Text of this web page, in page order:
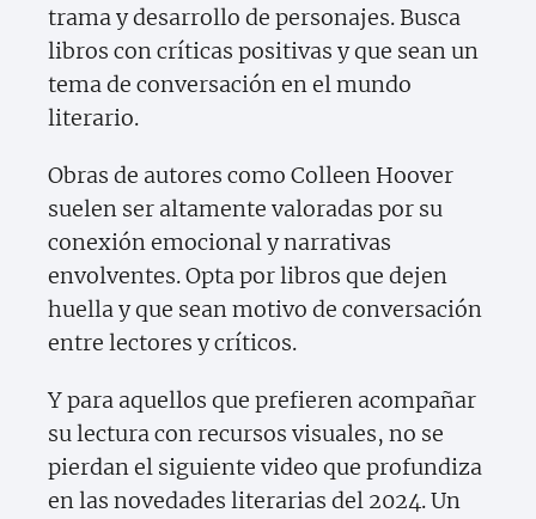
trama y desarrollo de personajes. Busca
libros con críticas positivas y que sean un
tema de conversación en el mundo
literario.
Obras de autores como Colleen Hoover
suelen ser altamente valoradas por su
conexión emocional y narrativas
envolventes. Opta por libros que dejen
huella y que sean motivo de conversación
entre lectores y críticos.
Y para aquellos que prefieren acompañar
su lectura con recursos visuales, no se
pierdan el siguiente video que profundiza
en las novedades literarias del 2024. Un